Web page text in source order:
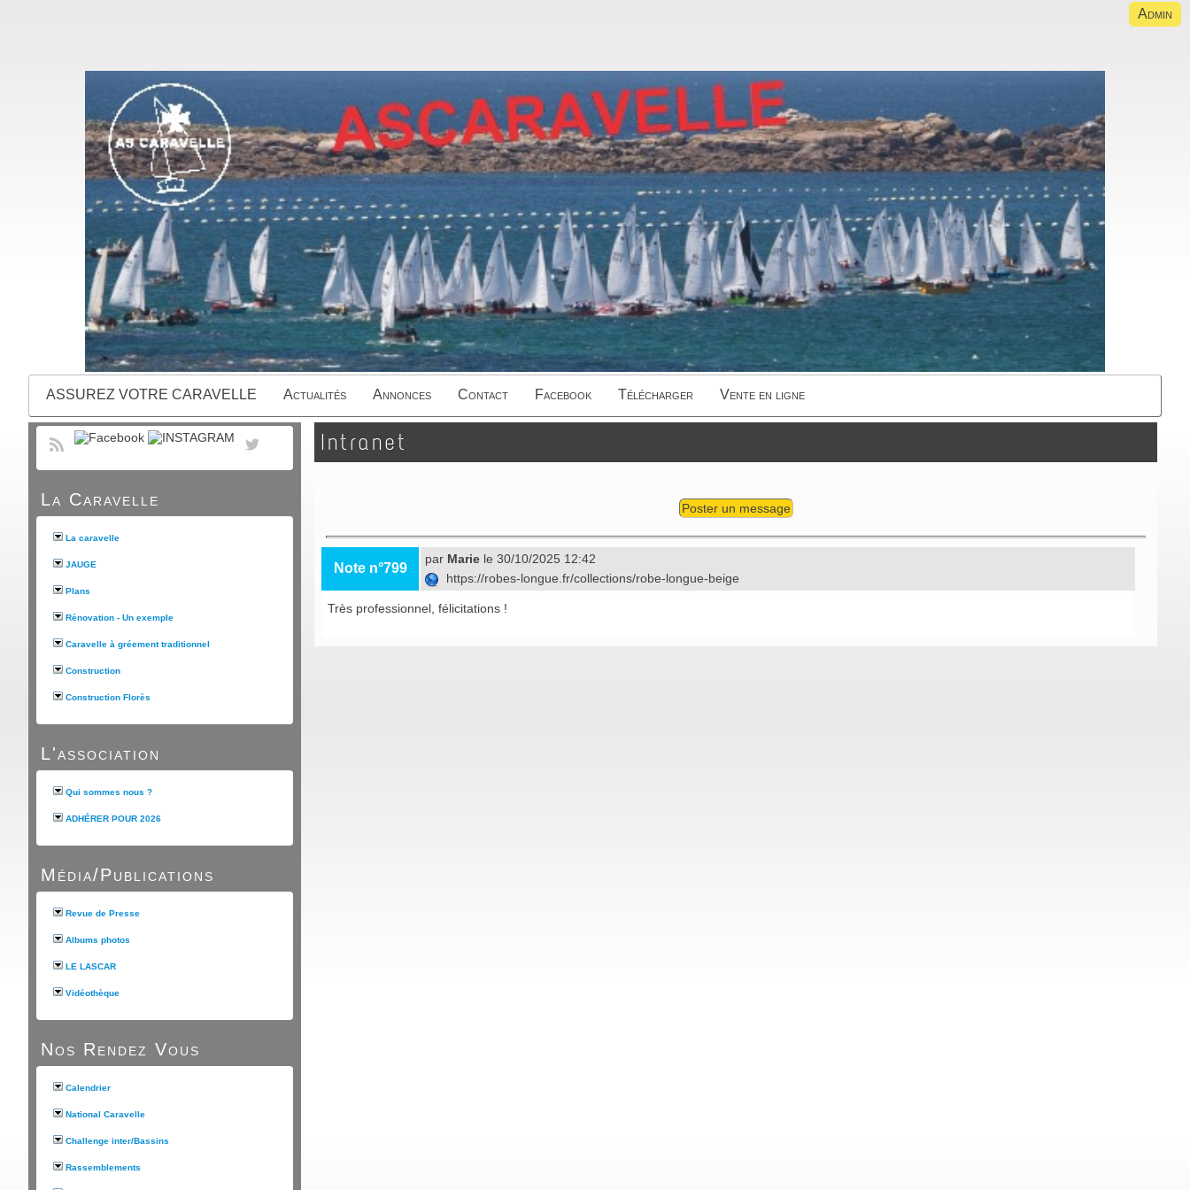
Admin
ASSUREZ VOTRE CARAVELLE Actualités Annonces Contact Facebook Télécharger Vente en ligne
La Caravelle
La caravelle
JAUGE
Plans
Rénovation - Un exemple
Caravelle à gréement traditionnel
Construction
Construction Florès
L'association
Qui sommes nous ?
ADHÉRER POUR 2026
Média/Publications
Revue de Presse
Albums photos
LE LASCAR
Vidéothèque
Nos Rendez Vous
Calendrier
National Caravelle
Challenge inter/Bassins
Rassemblements
Intranet
Poster un message
Note n°799
par Marie le 30/10/2025 12:42
https://robes-longue.fr/collections/robe-longue-beige
Très professionnel, félicitations !